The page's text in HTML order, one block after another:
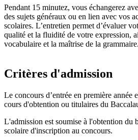
Pendant 15 minutez, vous échangerez
des sujets généraux ou en lien avec vos
scolaires. L’entretien permet d’évaluer
qualité et la fluidité de votre expression,
vocabulaire et la maîtrise de la grammaire.
Critères d'admission
Le concours d’entrée en première année
cours d'obtention ou titulaires du
L'admission est soumise à l'obtention du
scolaire d'inscription au concours.